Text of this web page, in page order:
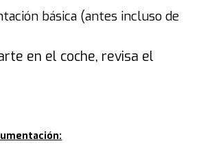
básica (antes incluso de
en el coche, revisa el